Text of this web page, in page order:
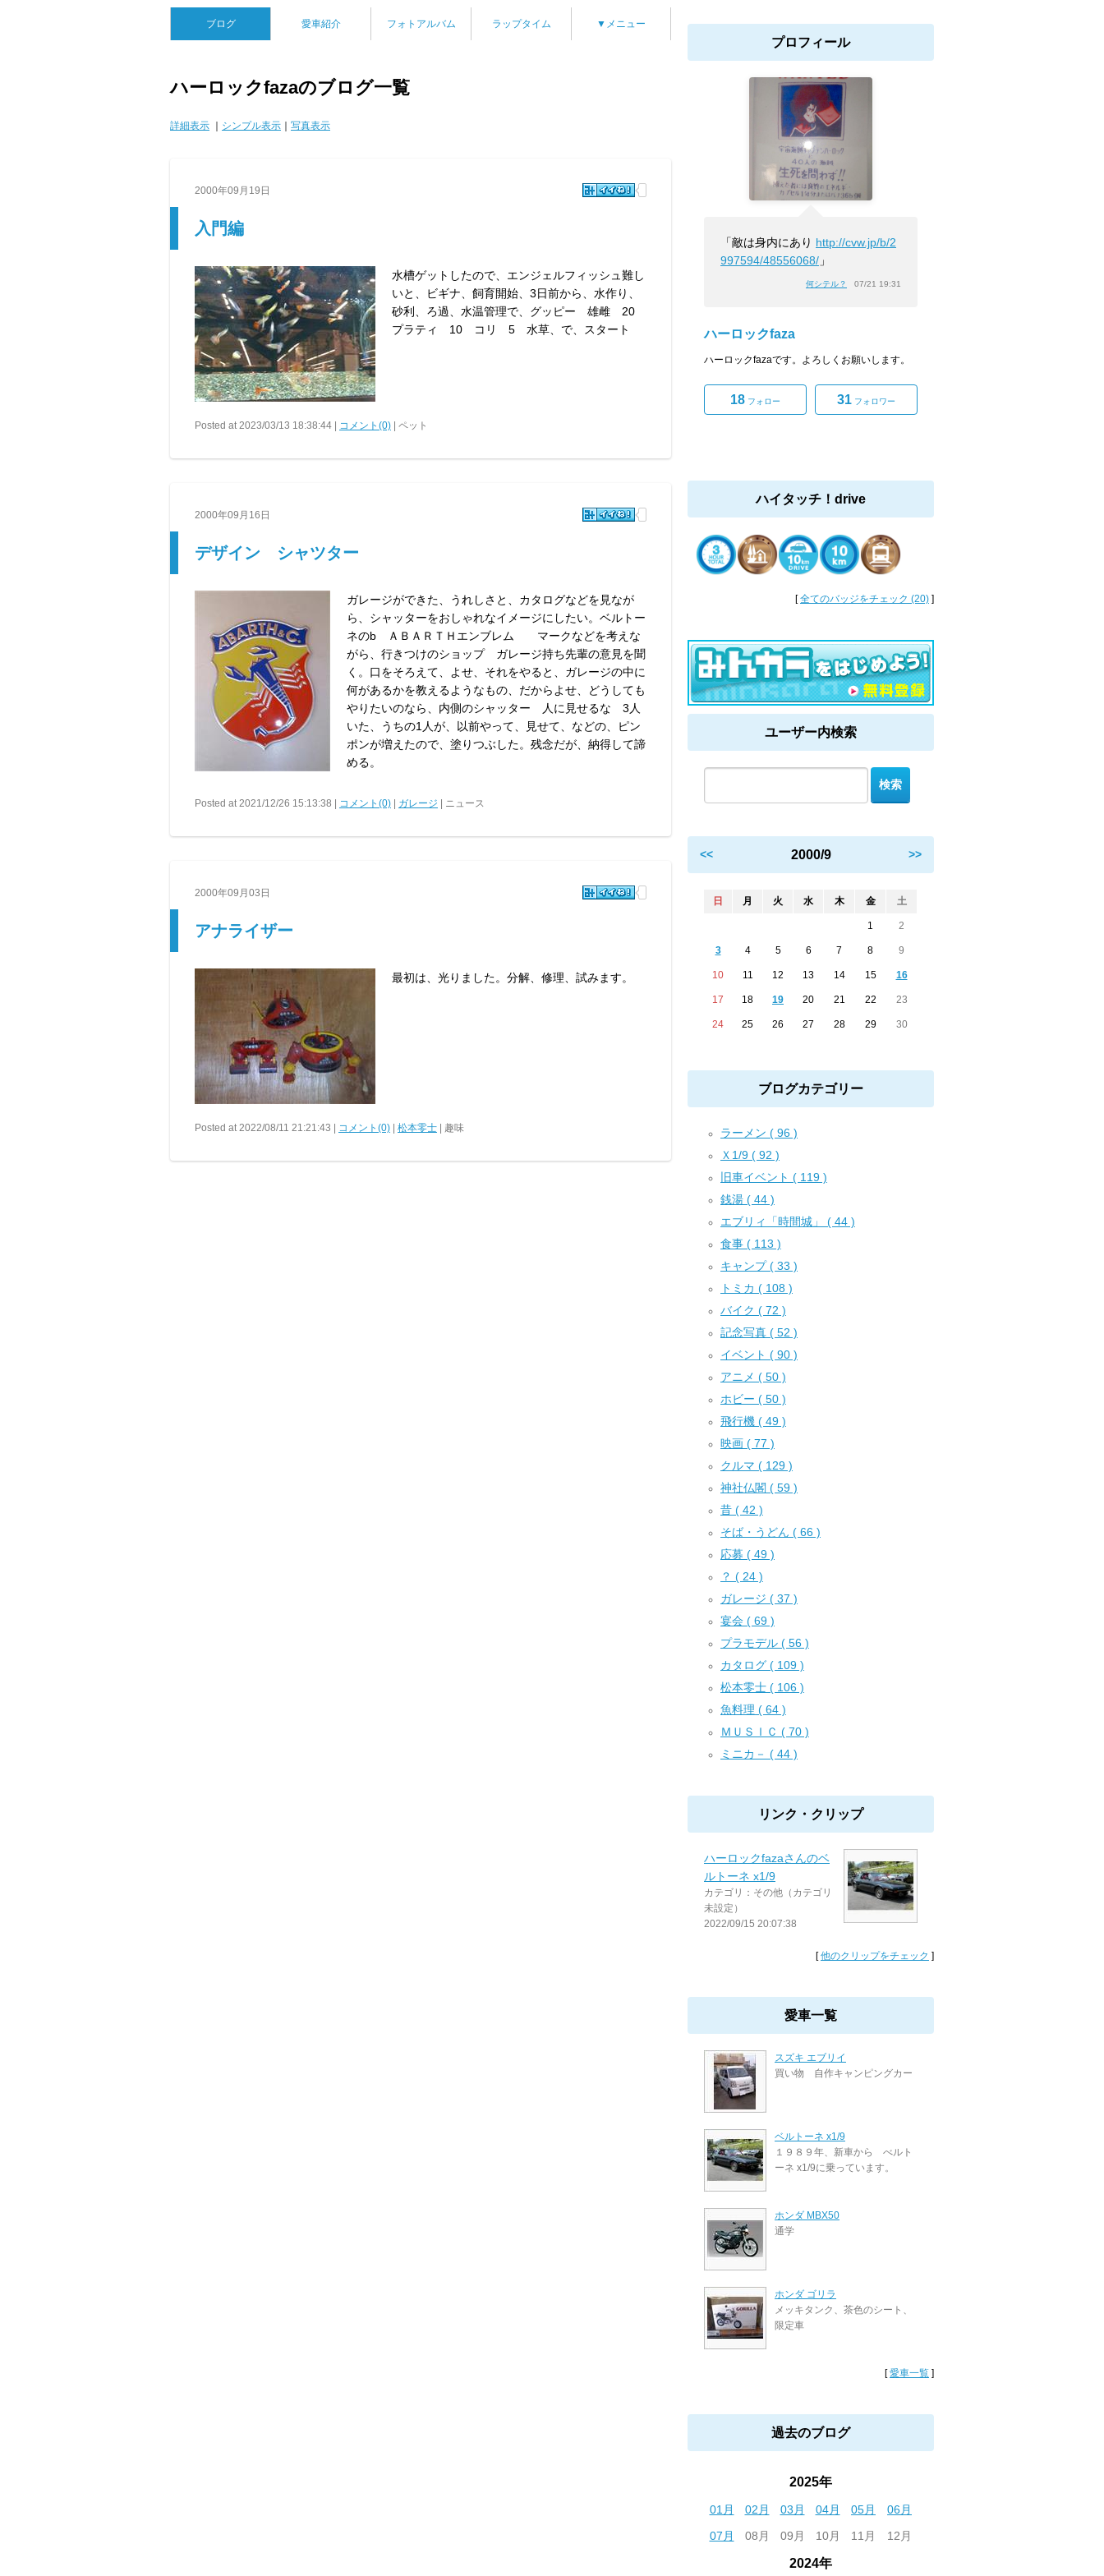
ブログ 愛車紹介 フォトアルバム ラップタイム ▼メニュー
ハーロックfazaのブログ一覧
詳細表示 シンプル表示 写真表示
2000年09月19日
入門編
水槽ゲットしたので、エンジェルフィッシュ難し
いと、ビギナ、飼育開始、3日前から、水作り、
砂利、ろ過、水温管理で、グッピー 雄雌 20
プラティ 10 コリ 5 水草、で、スタート
Posted at 2023/03/13 18:38:44 | コメント(0) | ペット
2000年09月16日
デザイン シャツター
ガレージができた、うれしさと、カタログなどを見なが
ら、シャッターをおしゃれなイメージにしたい。ベルトー
ネのb ＡＢＡＲＴＨエンブレム マークなどを考えな
がら、行きつけのショップ ガレージ持ち先輩の意見を聞
く。口をそろえて、よせ、それをやると、ガレージの中に
何があるかを教えるようなもの、だからよせ、どうしても
やりたいのなら、内側のシャッター 人に見せるな 3人
いた、うちの1人が、以前やって、見せて、などの、ピン
ポンが増えたので、塗りつぶした。残念だが、納得して諦
める。
Posted at 2021/12/26 15:13:38 | コメント(0) ガレージ | ニュース
2000年09月03日
アナライザー
最初は、光りました。分解、修理、試みます。
Posted at 2022/08/11 21:21:43 | コメント(0) 松本零士 | 趣味
プロフィール
「敵は身内にあり http://cvw.jp/b/2
997594/48556068/ 」
何シテル？ 07/21 19:31
ハーロックfaza
ハーロックfazaです。よろしくお願いします。
18 フォロー 31 フォロワー
ハイタッチ！drive
[全てのバッジをチェック (20) ]
ユーザー内検索
<< 2000/9 >>
日 月 火 水 木 金 土
1 2
3 4 5 6 7 8 9
10 11 12 13 14 15 16
17 18 19 20 21 22 23
24 25 26 27 28 29 30
ブログカテゴリー
ラーメン ( 96 )
Ｘ1/9 ( 92 )
旧車イベント ( 119 )
銭湯 ( 44 )
エブリィ「時間城」 ( 44 )
食事 ( 113 )
キャンプ ( 33 )
トミカ ( 108 )
バイク ( 72 )
記念写真 ( 52 )
イベント ( 90 )
アニメ ( 50 )
ホビー ( 50 )
飛行機 ( 49 )
映画 ( 77 )
クルマ ( 129 )
神社仏閣 ( 59 )
昔 ( 42 )
そば・うどん ( 66 )
応募 ( 49 )
？ ( 24 )
ガレージ ( 37 )
宴会 ( 69 )
プラモデル ( 56 )
カタログ ( 109 )
松本零士 ( 106 )
魚料理 ( 64 )
ＭＵＳＩＣ ( 70 )
ミニカ－ ( 44 )
リンク・クリップ
ハーロックfazaさんのベ
ルトーネ x1/9
カテゴリ：その他（カテゴリ
未設定）
2022/09/15 20:07:38
[他のクリップをチェック ]
愛車一覧
スズキ エブリイ
買い物 自作キャンピングカー
ベルトーネ x1/9
１９８９年、新車から べルト
ーネ x1/9に乗っています。
ホンダ MBX50
通学
ホンダ ゴリラ
メッキタンク、茶色のシート、
限定車
[愛車一覧 ]
過去のブログ
2025年
01月 02月 03月 04月 05月
06月
07月
08月 09月 10月 11月 12月
2024年